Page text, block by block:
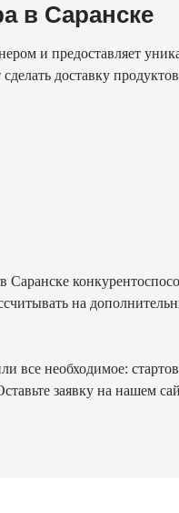
в Саранске
и предоставляет
доставку
Саранске
на
необходимое:
заявку на нашем